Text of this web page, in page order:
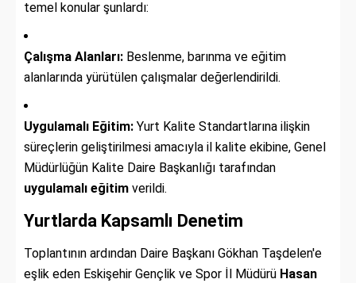
temel konular şunlardı:
Çalışma Alanları: Beslenme, barınma ve eğitim
alanlarında yürütülen çalışmalar değerlendirildi.
Uygulamalı Eğitim: Yurt Kalite Standartlarına ilişkin
süreçlerin geliştirilmesi amacıyla il kalite ekibine, Genel
Müdürlüğün Kalite Daire Başkanlığı tarafından
uygulamalı eğitim verildi.
Yurtlarda Kapsamlı Denetim
Toplantının ardından Daire Başkanı Gökhan Taşdelen'e
eşlik eden Eskişehir Gençlik ve Spor İl Müdürü Hasan